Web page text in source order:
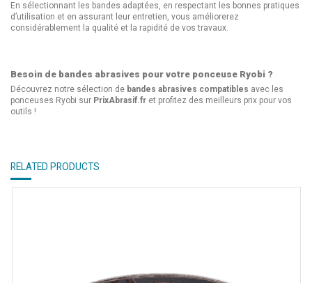
En sélectionnant les bandes adaptées, en respectant les bonnes pratiques
d’utilisation et en assurant leur entretien, vous améliorerez
considérablement la qualité et la rapidité de vos travaux.
Besoin de bandes abrasives pour votre ponceuse Ryobi ?
Découvrez notre sélection de bandes abrasives compatibles avec les
ponceuses Ryobi sur PrixAbrasif.fr et profitez des meilleurs prix pour vos
outils !
RELATED PRODUCTS